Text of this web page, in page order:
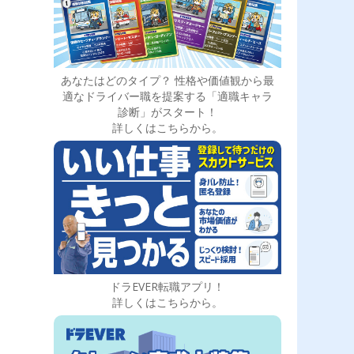
あなたはどのタイプ？ 性格や価値観から最
適なドライバー職を提案する「適職キャラ
診断」がスタート！
詳しくはこちらから。
ドラEVER転職アプリ！
詳しくはこちらから。